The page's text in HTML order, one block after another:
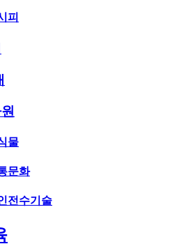
피
물
문화
전수기술